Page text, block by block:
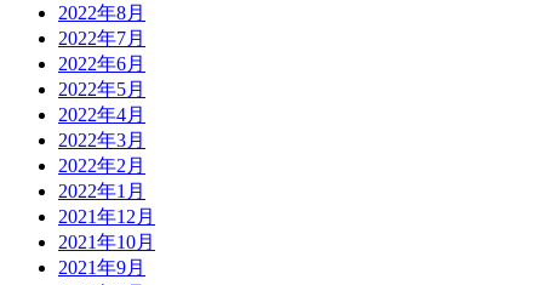
2022年8月
2022年7月
2022年6月
2022年5月
2022年4月
2022年3月
2022年2月
2022年1月
2021年12月
2021年10月
2021年9月